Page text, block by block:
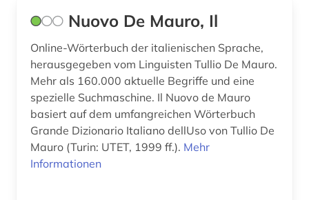
Nuovo De Mauro, Il
Online-Wörterbuch der italienischen Sprache,
herausgegeben vom Linguisten Tullio De Mauro.
Mehr als 160.000 aktuelle Begriffe und eine
spezielle Suchmaschine. Il Nuovo de Mauro
basiert auf dem umfangreichen Wörterbuch
Grande Dizionario Italiano dellUso von Tullio De
Mauro (Turin: UTET, 1999 ff.). Mehr
Informationen